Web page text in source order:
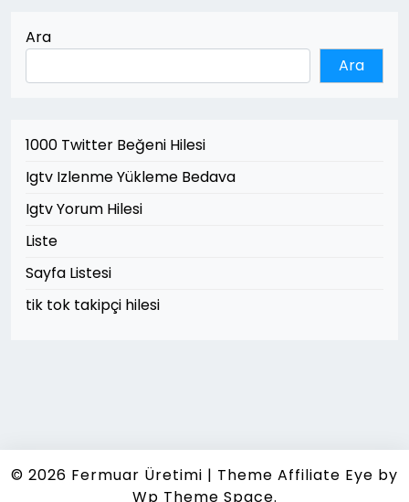
Ara
Ara
1000 Twitter Beğeni Hilesi
Igtv Izlenme Yükleme Bedava
Igtv Yorum Hilesi
Liste
Sayfa Listesi
tik tok takipçi hilesi
© 2026 Fermuar Üretimi | Theme Affiliate Eye by
Wp Theme Space.